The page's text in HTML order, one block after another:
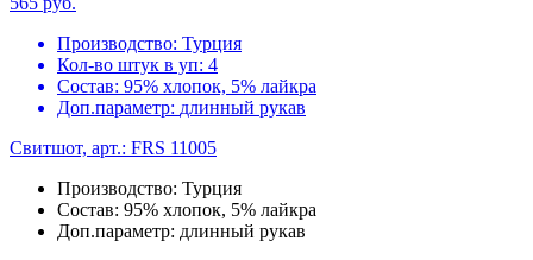
Производство: Турция
Кол-во штук в уп: 4
Состав: 95% хлопок, 5% лайкра
Доп.параметр: длинный рукав
Свитшот, арт.: FRS 11005
Производство: Турция
Состав: 95% хлопок, 5% лайкра
Доп.параметр: длинный рукав